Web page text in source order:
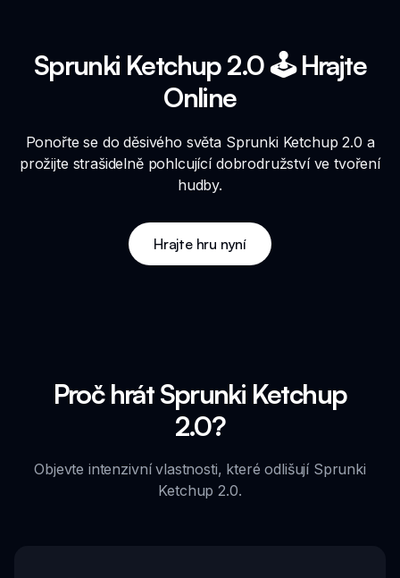
Sprunki Ketchup 2.0 🕹️ Hrajte
Online
Ponořte se do děsivého světa Sprunki Ketchup 2.0 a
prožijte strašidelně pohlcující dobrodružství ve tvoření
hudby.
Hrajte hru nyní
Proč hrát Sprunki Ketchup
2.0?
Objevte intenzivní vlastnosti, které odlišují Sprunki
Ketchup 2.0.